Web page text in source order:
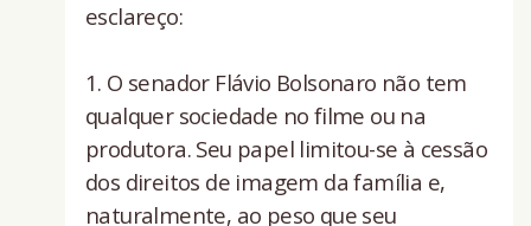
esclareço:
1. O senador Flávio Bolsonaro não tem
qualquer sociedade no filme ou na
produtora. Seu papel limitou-se à cessão
dos direitos de imagem da família e,
naturalmente, ao peso que seu